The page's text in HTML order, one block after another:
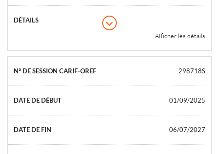
Afficher les détails
298718S
01/09/2025
06/07/2027